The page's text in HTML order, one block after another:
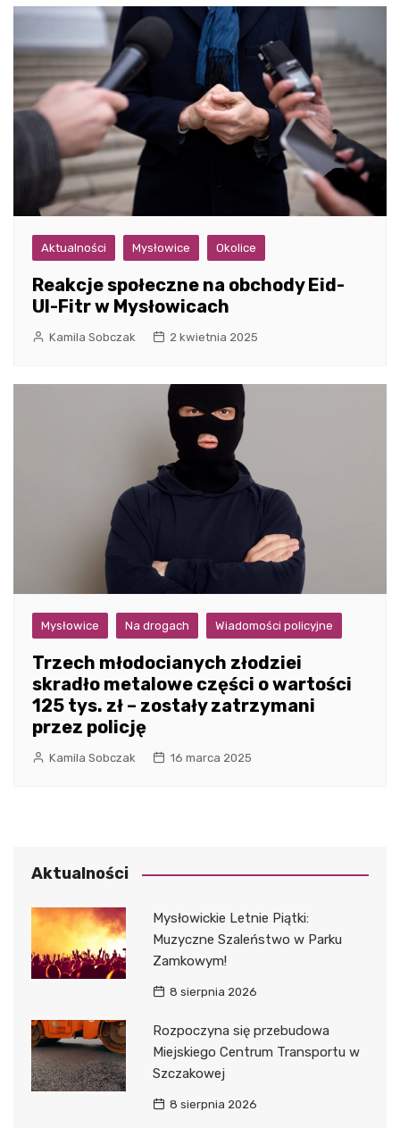
Aktualności Mysłowice Okolice
Reakcje społeczne na obchody Eid-
Ul-Fitr w Mysłowicach
Kamila Sobczak 2 kwietnia 2025
Mysłowice Na drogach Wiadomości policyjne
Trzech młodocianych złodziei
skradło metalowe części o wartości
125 tys. zł – zostały zatrzymani
przez policję
Kamila Sobczak 16 marca 2025
Aktualności
Mysłowickie Letnie Piątki:
Muzyczne Szaleństwo w Parku
Zamkowym!
8 sierpnia 2026
Rozpoczyna się przebudowa
Miejskiego Centrum Transportu w
Szczakowej
8 sierpnia 2026